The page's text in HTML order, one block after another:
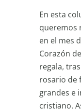
En esta
queremos
en el mes
Corazón
regala,
rosario de
grandes e
cristiano.